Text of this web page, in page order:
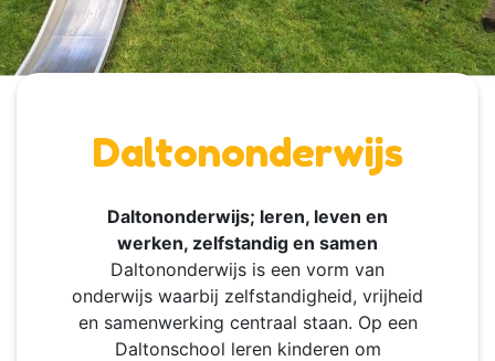
Daltononderwijs
Daltononderwijs; leren, leven en
werken, zelfstandig en samen
Daltononderwijs is een vorm van
onderwijs waarbij zelfstandigheid, vrijheid
en samenwerking centraal staan. Op een
Daltonschool leren kinderen om